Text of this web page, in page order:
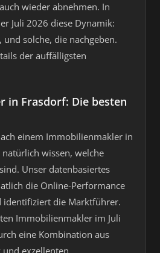
wieder abnehmen. In
Juli 2026 diese Dynamik:
solche, die nachgeben.
der auffälligsten
in Frasdorf: Die besten
einem Immobilienmakler in
wissen, welche
Unser datenbasiertes
die Online-Performance
identifiziert die Marktführer.
Immobilienmakler im Juli
eine Kombination aus
und exzellenten